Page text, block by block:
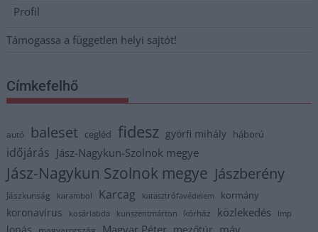
Profil
Támogassa a független helyi sajtót!
Címkefelhő
autó baleset cegléd fidesz györfi mihály háború
időjárás Jász-Nagykun-Szolnok megye
Jász-Nagykun Szolnok megye Jászberény
Jászkunság karambol Karcag katasztrófavédelem kormány
koronavírus kosárlabda kunszentmárton kórház közlekedés lmp
Magyar Péter máv